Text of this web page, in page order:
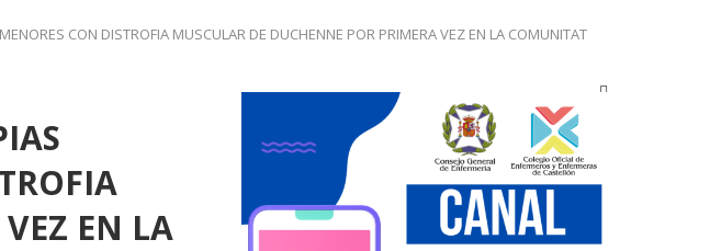
CON DISTROFIA MUSCULAR DE DUCHENNE POR PRIMERA VEZ EN LA COMUNITAT
EN LA